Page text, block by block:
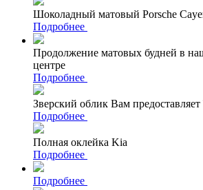
Шоколадный матовый Porsche
Подробнее
Продолжение матовых будней в
центре
Подробнее
Зверский облик Вам предоставляет
Подробнее
Полная оклейка Kia
Подробнее
Подробнее